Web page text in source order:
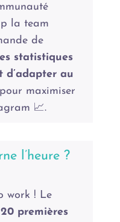
la team
de
statistiques
d’adapter au
pour maximiser
📈.
l’heure ?
work ! Le
20 premières